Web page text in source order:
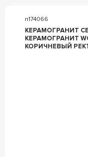
n174066
КЕРАМОГРАНИТ
КЕРАМОГРАНИТ WOOD
КОРИЧНЕВЫЙ